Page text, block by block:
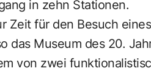
in zehn Stationen.
Zeit für den Besuch
das Museum des 20.
von zwei